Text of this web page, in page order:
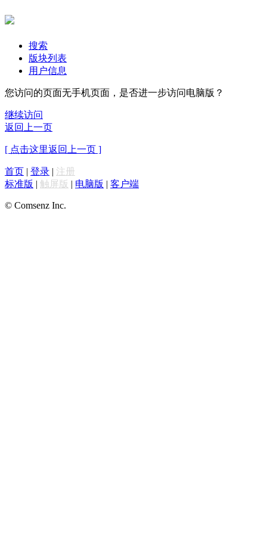
搜索
版块列表
用户信息
您访问的页面无手机页面，是否进一步访问电脑版？
继续访问
返回上一页
[ 点击这里返回上一页 ]
首页 | 登录 | 注册
标准版 | 触屏版 | 电脑版 | 客户端
© Comsenz Inc.